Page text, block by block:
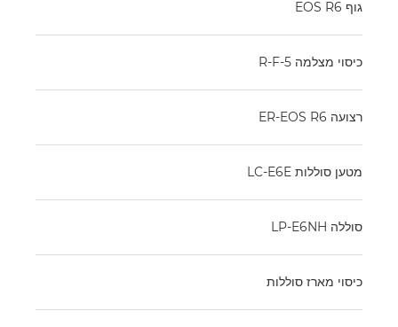
גוף EOS R6
כיסוי מצלמה R-F-5
רצועה ER-EOS R6
מטען סוללות LC-E6E
סוללה LP-E6NH
כיסוי מארז סוללות